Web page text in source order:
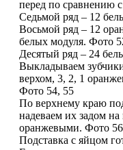
перед по сравнению
Седьмой ряд – 12
Восьмой ряд – 12
белых модуля. Фото
Десятый ряд – 24
Выкладываем
верхом, 3, 2, 1
Фото 54, 55
По верхнему краю
надеваем их задом
оранжевыми. Фото 56
Подставка с яйцом